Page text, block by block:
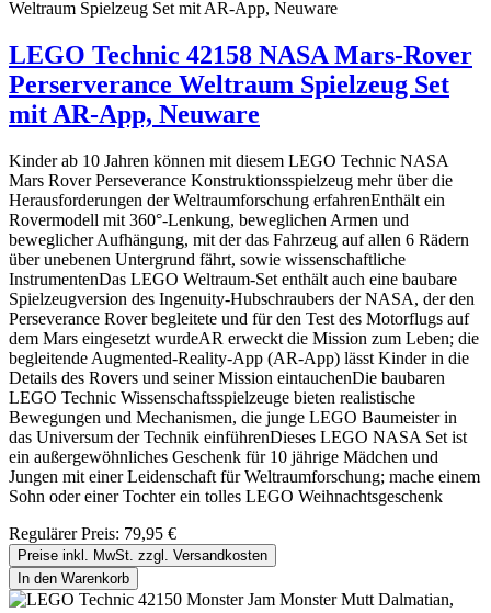
LEGO Technic 42158 NASA Mars-Rover
Perserverance Weltraum Spielzeug Set
mit AR-App, Neuware
Kinder ab 10 Jahren können mit diesem LEGO Technic NASA
Mars Rover Perseverance Konstruktionsspielzeug mehr über die
Herausforderungen der Weltraumforschung erfahrenEnthält ein
Rovermodell mit 360°-Lenkung, beweglichen Armen und
beweglicher Aufhängung, mit der das Fahrzeug auf allen 6 Rädern
über unebenen Untergrund fährt, sowie wissenschaftliche
InstrumentenDas LEGO Weltraum-Set enthält auch eine baubare
Spielzeugversion des Ingenuity-Hubschraubers der NASA, der den
Perseverance Rover begleitete und für den Test des Motorflugs auf
dem Mars eingesetzt wurdeAR erweckt die Mission zum Leben; die
begleitende Augmented-Reality-App (AR-App) lässt Kinder in die
Details des Rovers und seiner Mission eintauchenDie baubaren
LEGO Technic Wissenschaftsspielzeuge bieten realistische
Bewegungen und Mechanismen, die junge LEGO Baumeister in
das Universum der Technik einführenDieses LEGO NASA Set ist
ein außergewöhnliches Geschenk für 10 jährige Mädchen und
Jungen mit einer Leidenschaft für Weltraumforschung; mache einem
Sohn oder einer Tochter ein tolles LEGO Weihnachtsgeschenk
Regulärer Preis: 79,95 €
Preise inkl. MwSt. zzgl. Versandkosten
In den Warenkorb